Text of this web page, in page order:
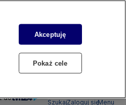
do
SzukajZaloguj sięMenu
Akceptuję
Pokaż cele